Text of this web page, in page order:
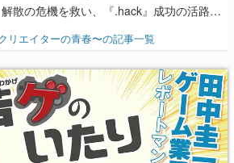
解散の危機を救い、『.hack』成功の活路を
『少年ジャンプ』色だった【若ゲのいた
り】
リエイターの青春〜の記事一覧